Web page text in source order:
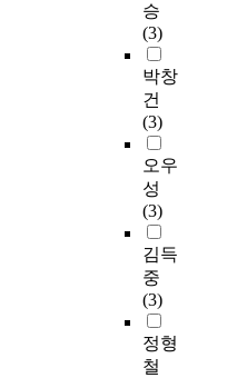
승
(3)
박창
건
(3)
오우
성
(3)
김득
중
(3)
정형
철